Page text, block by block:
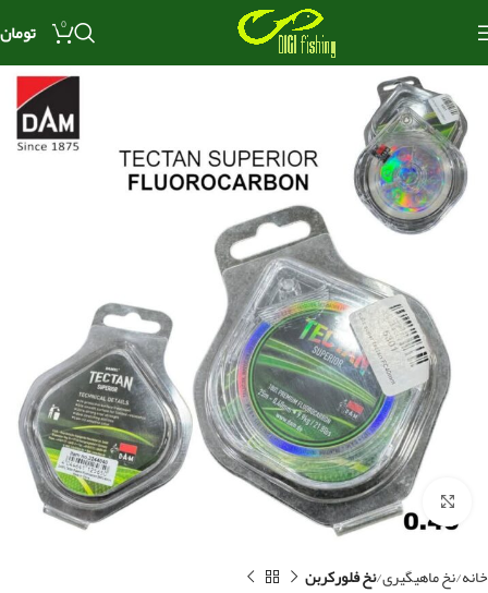
0 تومان
بزرگنمایی تصویر
خانه نخ ماهیگیری نخ فلورکربن